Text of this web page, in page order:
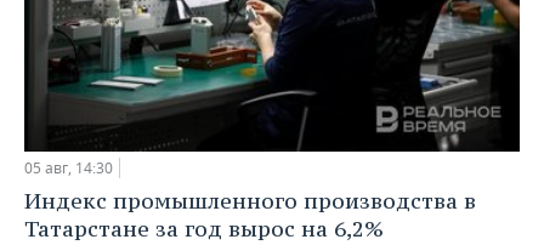
05 авг, 14:30
Индекс промышленного производства в
Татарстане за год вырос на 6,2%